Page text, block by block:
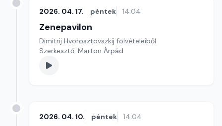
2026. 04. 17. péntek 14:04
Zenepavilon
Dimitrij Hvorosztovszkij fölvételeiből
Szerkesztő: Marton Árpád
2026. 04. 10. péntek 14:04